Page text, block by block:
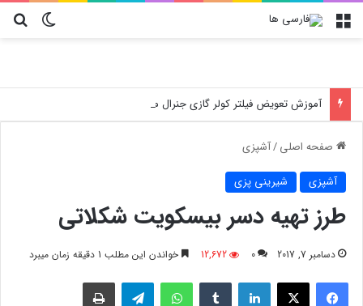
تغییر منو
آموزش تعویض فیلتر کولر گازی جنرال مکس
صفحه اصلی/آشپزی
آشپزی شیرینی پزی
طرز تهیه دسر بیسکویت شکلاتی
دسامبر 7, 2017 0
12,672 خواندن این مطلب 1 دقیقه زمان میبرد
فیسبوک لینکدین واتس آپ